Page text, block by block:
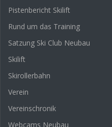
Pistenbericht Skilift
Rund um das Training
Satzung Ski Club Neubau
Skilift
Skirollerbahn
Verein
Vereinschronik
Webcams Neubau